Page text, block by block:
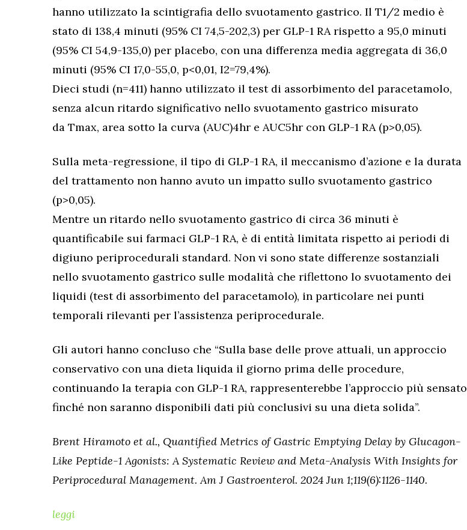
hanno utilizzato la scintigrafia dello svuotamento gastrico. Il T1/2 medio è
stato di 138,4 minuti (95% CI 74,5-202,3) per GLP-1 RA rispetto a 95,0 minuti
(95% CI 54,9-135,0) per placebo, con una differenza media aggregata di 36,0
minuti (95% CI 17,0-55,0, p<0,01, I2=79,4%).
Dieci studi (n=411) hanno utilizzato il test di assorbimento del paracetamolo,
senza alcun ritardo significativo nello svuotamento gastrico misurato
da Tmax, area sotto la curva (AUC)4hr e AUC5hr con GLP-1 RA (p>0,05).
Sulla meta-regressione, il tipo di GLP-1 RA, il meccanismo d’azione e la durata
del trattamento non hanno avuto un impatto sullo svuotamento gastrico
(p>0,05).
Mentre un ritardo nello svuotamento gastrico di circa 36 minuti è
quantificabile sui farmaci GLP-1 RA, è di entità limitata rispetto ai periodi di
digiuno periprocedurali standard. Non vi sono state differenze sostanziali
nello svuotamento gastrico sulle modalità che riflettono lo svuotamento dei
liquidi (test di assorbimento del paracetamolo), in particolare nei punti
temporali rilevanti per l’assistenza periprocedurale.
Gli autori hanno concluso che “Sulla base delle prove attuali, un approccio
conservativo con una dieta liquida il giorno prima delle procedure,
continuando la terapia con GLP-1 RA, rappresenterebbe l’approccio più sensato
finché non saranno disponibili dati più conclusivi su una dieta solida”.
Brent Hiramoto et al., Quantified Metrics of Gastric Emptying Delay by Glucagon-
Like Peptide-1 Agonists: A Systematic Review and Meta-Analysis With Insights for
Periprocedural Management. Am J Gastroenterol. 2024 Jun 1;119(6):1126-1140.
leggi